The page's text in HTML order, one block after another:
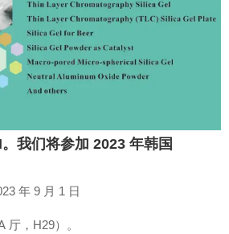
我们将参加 2023 年韩国
年 9 月 1 日
厅，H29）。